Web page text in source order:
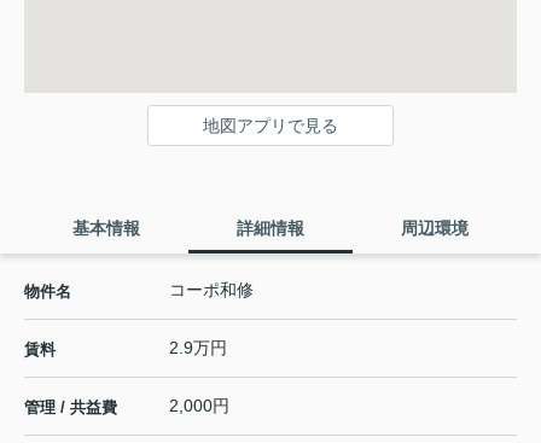
地図アプリで見る
基本情報 詳細情報 周辺環境
物件名 コーポ和修
賃料 2.9万円
管理 / 共益費 2,000円